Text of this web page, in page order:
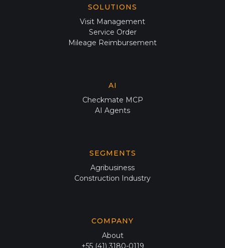
SOLUTIONS
Visit Management
Service Order
Mileage Reimbursement
AI
Checkmate MCP
AI Agents
SEGMENTS
Agribusiness
Construction Industry
COMPANY
About
+55 (41) 3180-0119